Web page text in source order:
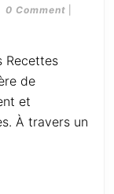
0 Comment
de
et
À travers un